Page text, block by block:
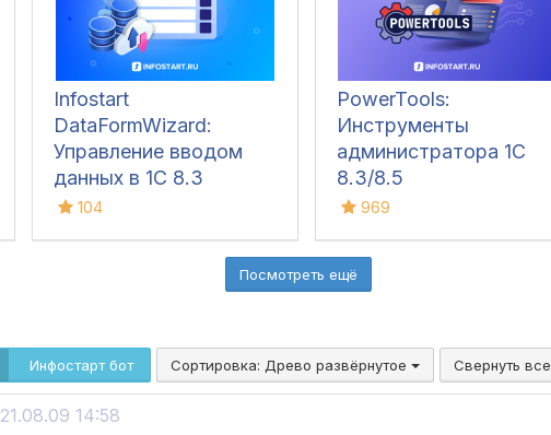
Infostart
DataFormWizard:
Управление вводом
данных в 1С 8.3
104
PowerTools:
Инструменты
администратора 1С
8.3/8.5
969
Посмотреть ещё
Инфостарт бот Сортировка: Древо развёрнутое Свернуть все
21.08.09 14:58